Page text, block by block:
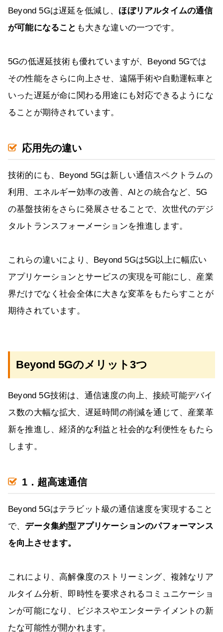
Beyond 5Gは遅延を低減し、 ほぼリアルタイムの通信
が可能になること も大きな違いの一つです。
5Gの低遅延技術も優れていますが、Beyond 5Gでは
その性能をさらに向上させ、遠隔手術や自動運転車と
いった遅延が命に関わる用途にも対応できるようにな
ることが期待されています。
応用先の違い
技術的にも、Beyond 5Gは新しい通信スペクトラムの
利用、エネルギー効率の改善、AIとの統合など、5G
の基盤技術をさらに発展させることで、次世代のデジ
タルトランスフォーメーションを推進します。
これらの違いにより、Beyond 5Gは5G以上に幅広い
アプリケーションとサービスの実現を可能にし、産業
界だけでなく社会全体に大きな変革をもたらすことが
期待されています。
Beyond 5Gのメリット3つ
Beyond 5G技術は、通信速度の向上、接続可能デバイ
ス数の大幅な拡大、遅延時間の削減を通じて、産業革
新を推進し、経済的な利益と社会的な利便性をもたら
します。
1．超高速通信
Beyond 5Gはテラビット級の通信速度を実現すること
で、 データ集約型アプリケーションのパフォーマンス
を向上させます。
これにより、高解像度のストリーミング、複雑なリア
ルタイム分析、即時性を要求されるコミュニケーショ
ンが可能になり、ビジネスやエンターテイメントの新
たな可能性が開かれます。